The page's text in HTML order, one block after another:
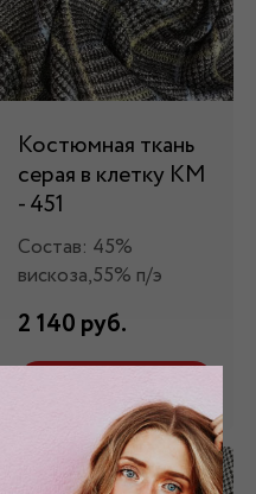
Костюмная ткань
серая в клетку КМ
- 451
Состав: 45%
вискоза,55% п/э
2 140 руб.